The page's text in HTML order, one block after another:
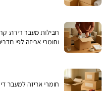
חבילות מעבר דירה:
וחומרי אריזה לפי
חומרי אריזה למעבר